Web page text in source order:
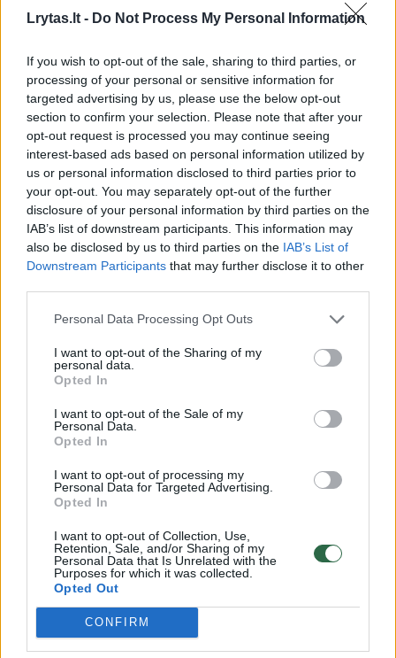
Lrytas.lt - Do Not Process My Personal Information
If you wish to opt-out of the sale, sharing to third parties, or
processing of your personal or sensitive information for
targeted advertising by us, please use the below opt-out
section to confirm your selection. Please note that after your
opt-out request is processed you may continue seeing
interest-based ads based on personal information utilized by
us or personal information disclosed to third parties prior to
your opt-out. You may separately opt-out of the further
disclosure of your personal information by third parties on the
IAB’s list of downstream participants. This information may
also be disclosed by us to third parties on the IAB’s List of
Downstream Participants that may further disclose it to other
Personal Data Processing Opt Outs
I want to opt-out of the Sharing of my
personal data.
Opted In
I want to opt-out of the Sale of my
Personal Data.
Opted In
I want to opt-out of processing my
Personal Data for Targeted Advertising.
Opted In
I want to opt-out of Collection, Use,
Retention, Sale, and/or Sharing of my
Personal Data that Is Unrelated with the
Purposes for which it was collected.
Opted Out
CONFIRM
teisiamos devynios moterys.
Dėl užpernai rugpjūčio 10-ąją prie Seimo
kilusių riaušių įtarimai buvo pareikšti 101
vienam jų dalyviui, tačiau vėliau 14 asmenų,
tarp jų ir kretingiškei Vitoldai Račkovai bei
buvusiai Seimo nario Valdemaro Valkiūno
patarėjai Nendrei Černiauskienei, atžvilgiu
ikiteisminis tyrimas buvo nutrauktas.
Dar 22 asmenų veikla buvo įvertinta, kaip
administracinis nusižengimas už kuriuos
siekia 92 tūkst. 603 eurus ir 86 centus.
Siekiant užtikrinti visus civilinius ieškinius,
ikiteisminio tyrimo metu buvo apribotos
įtariamųjų teisės į jų turtą. Bendra šio turto
vertė yra 173 tūkst. 925 eurų ir 18 centų.